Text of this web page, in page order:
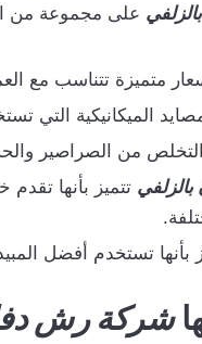
على مجموعة من
متميزة تتناسب مع
الميكانيكية التي
من الصراصير
تتميز بأنها
بأنها تستخدم أفضل
شركة رش